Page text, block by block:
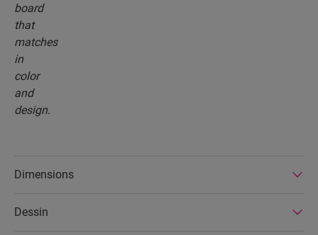
Dimensions
Dessin